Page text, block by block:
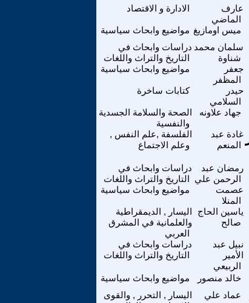
الادارة و الاقتصاد
عارف
الماضي
مواضيع وابحاث سياسية ميس اومازيغ
دراسات وابحاث في
التاريخ والتراث واللغات
سلمان محمد
شناوة
مواضيع وابحاث سياسية
جعفر
المظفر
كتابات ساخرة
حيدر
السلامي
الصحة والسلامة الجسدية
والنفسية
جهاد علاونه
الفلسفة ,علم النفس ,
وعلم الاجتماع
غادة عبد
المنعم
دراسات وابحاث في
التاريخ والتراث واللغات
رمضان عبد
الرحمن علي
مواضيع وابحاث سياسية
عصمت
المنلا
اليسار , الديمقراطية
والعلمانية في المشرق
العربي
ياسين الحاج
صالح
دراسات وابحاث في
التاريخ والتراث واللغات
نبيل عبد
الأمير
الربيعي
مواضيع وابحاث سياسية خالد منصور
اليسار , التحرر , والقوى
عماد علي